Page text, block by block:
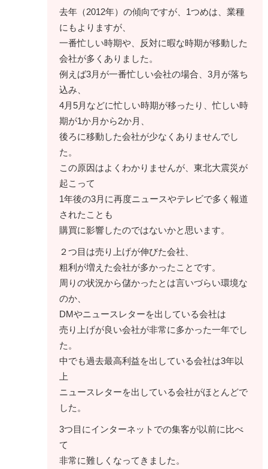
去年（2012年）の傾向ですが、1つめは、業種
にもよりますが、
一番忙しい時期や、反対に暇な時期が移動した
会社が多くありました。
例えば3月が一番忙しい会社の場合、3月が落ち
込み、
4月5月などに忙しい時期が移ったり、忙しい時
期が1か月から2か月、
後ろに移動した会社が少なくありませんでし
た。
この原因はよくわかりませんが、東北大震災が
起こって
1年後の3月に再度ニュースやテレビで多く報道
されたことも
購買に影響したのではないかと思います。
２つ目は売り上げが伸びた会社、
粗利が増えた会社が多かったことです。
周りの状況から儲かったとは言いづらい環境な
のか、
DMやニュースレターを出している会社は
売り上げが良い会社が非常に多かった一年でし
た。
中でも過去最高利益を出している会社は3年以
上
ニュースレターを出している会社がほとんどで
した。
3つ目にインターネットでの集客が以前に比べ
て
非常に難しくなってきました。